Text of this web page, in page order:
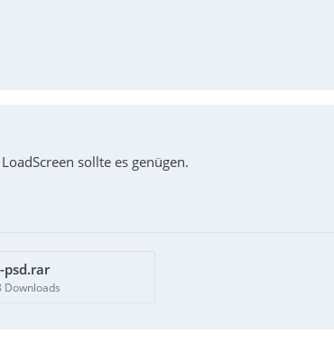
sollte es genügen.
psd.rar
Downloads